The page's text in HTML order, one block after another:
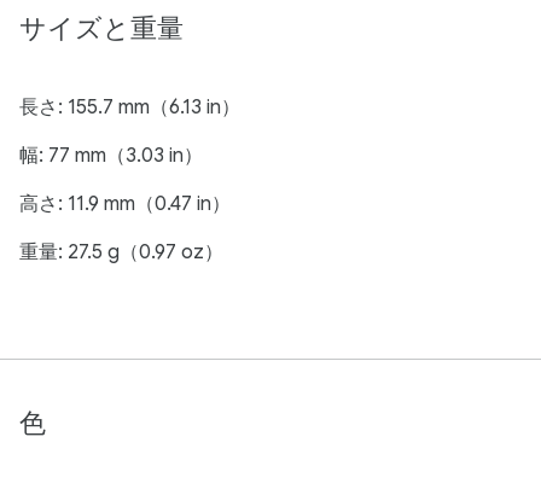
サイズと​重量
長さ: 155.7 mm（6.13 in）
幅: 77 mm（3.03 in）
高さ: 11.9 mm（0.47 in）
重量: 27.5 g（0.97 oz）
色